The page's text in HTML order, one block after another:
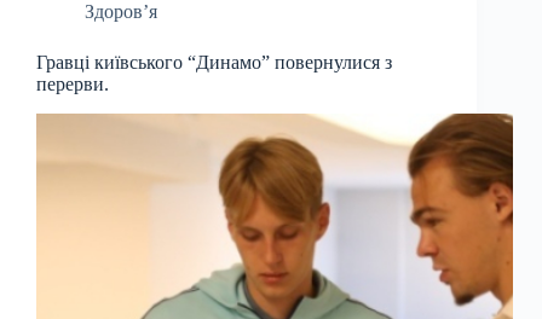
Здоров’я
Гравці київського “Динамо” повернулися з
перерви.